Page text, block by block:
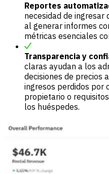
Reportes
necesidad de
al generar informes
métricas esenciales
Transparencia y
claras ayudan a los
decisiones de precios
ingresos perdidos por
propietario o
los huéspedes.